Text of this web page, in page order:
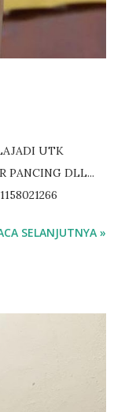
UTK
PANCING DLL...
SELANJUTNYA »